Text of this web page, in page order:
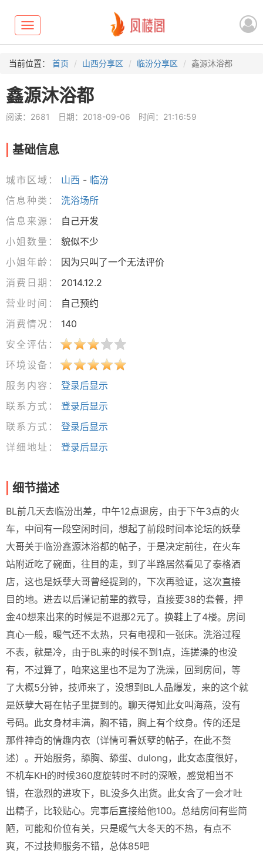
Toggle
navigation
当前位置： 首页 山西分享区 临汾分享区 鑫源沐浴都
鑫源沐浴都
阅读：2681 日期：2018-09-06 时间：21:16:59
基础信息
城市区域： 山西 - 临汾
信息种类：
洗浴场所
信息来源：
自己开发
小姐数量：
貌似不少
小姐年龄：
因为只叫了一个无法评价
消费日期：
2014.12.2
营业时间：
自己预约
消费情况：
140
安全评估：
环境设备：
服务内容：
登录后显示
联系方式：
登录后显示
联系方式：
登录后显示
详细地址：
登录后显示
细节描述
BL前几天去临汾出差，中午12点退房，由于下午3点的火
车，中间有一段空闲时间，想起了前段时间本论坛的妖孽
大哥关于临汾鑫源沐浴都的帖子，于是决定前往，在火车
站附近吃了碗面，往目的走，到了半路居然看见了泰格酒
店，这也是妖孽大哥曾经提到的，下次再验证，这次直接
目的地。进去以后谨记前辈的教导，直接要38的套餐，押
金40想来出来的时候是不退那2元了。换鞋上了4楼。房间
真心一般，暖气还不太热，只有电视和一张床。洗浴过程
不表，就是冷，由于BL来的时候不到1点，连搓澡的也没
有，不过算了，咱来这里也不是为了洗澡，回到房间，等
了大概5分钟，技师来了，没想到BL人品爆发，来的这个就
是妖孽大哥在帖子里提到的。聊天得知此女叫海燕，没有
号码。此女身材丰满，胸不错，胸上有个纹身。传的还是
那件神奇的情趣内衣（详情可看妖孽的帖子，在此不赘
述）。开始服务，舔胸、舔蛋、dulong，此女态度很好，
不机车KH的时候360度旋转时不时的深喉，感觉相当不
错，在激烈的进攻下，BL没多久出货。此女含了一会才吐
出精子，比较贴心。完事后直接给他100。总结房间有些简
陋，可能和价位有关，只是暖气大冬天的不热，有点不
爽，不过技师服务不错，总体85吧